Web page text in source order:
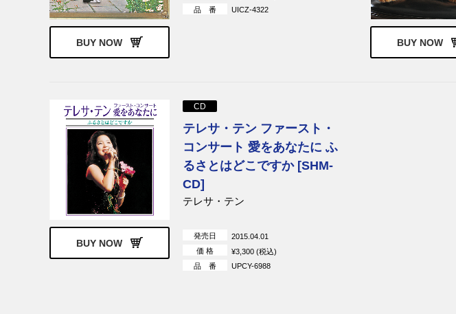
BUY NOW
品 番
UICZ-4322
BUY NOW
BUY NOW
CD
テレサ・テン ファースト・
コンサート 愛をあなたに ふ
るさとはどこですか [SHM-
CD]
テレサ・テン
発売日
2015.04.01
価 格
¥3,300 (税込)
品 番
UPCY-6988